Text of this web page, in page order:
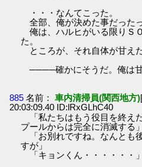
・・・なんてこった。
全部、俺が決めた事だった
俺は、ハルヒがいる限りＳ
た。
ところが、それ自体が甘え
────確かにそうだ。俺は甘
885 名前： 車内清掃員(関西地方)
20:03:09.40 ID:lRxGLhC40
「私たちはもう役目を終え
プールからは完全に消滅する」
「お別れですね。なんとも
すが」
「キョンくん・・・・・・」